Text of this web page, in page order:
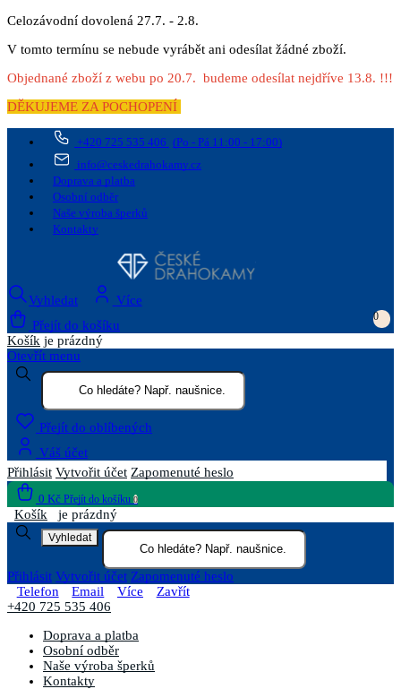
Celozávodní dovolená 27.7. - 2.8.
V tomto termínu se nebude vyrábět ani odesílat žádné zboží.
Objednané zboží z webu po 20.7. budeme odesílat nejdříve 13.8. !!!
DĚKUJEME ZA POCHOPENÍ
+420 725 535 406 (Po - Pá 11:00 - 17:00)
info@ceskedrahokamy.cz
Doprava a platba
Osobní odběr
Naše výroba šperků
Kontakty
Vyhledat
Více
Přejít do košíku
0
Košík je prázdný
Otevřít menu
Přejít do oblíbených
Váš účet
Přihlásit Vytvořit účet Zapomenuté heslo
0 Kč Přejít do košíku 0
Košík je prázdný
Vyhledat
Přihlásit Vytvořit účet Zapomenuté heslo
Telefon
Email Více
Zavřít
+420 725 535 406
Doprava a platba
Osobní odběr
Naše výroba šperků
Kontakty